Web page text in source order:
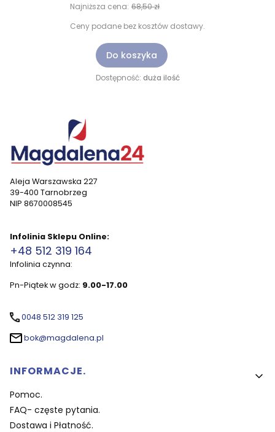
Najniższa cena: 68,50 zł
Ceny podane bez kosztów dostawy.
Do koszyka
Dostępność: duża ilość
Aleja Warszawska 227
39-400 Tarnobrzeg
NIP 8670008545
Infolinia Sklepu Online:
+48 512 319 164
Infolinia czynna:
Pn-Piątek w godz: 9.00-17.00
0048 512 319 125
bok@magdalena.pl
Linki w stopce
INFORMACJE.
Pomoc.
FAQ- częste pytania.
Dostawa i Płatność.